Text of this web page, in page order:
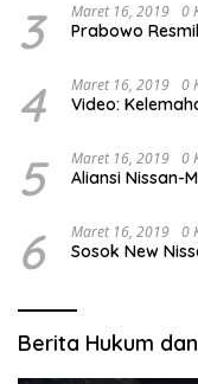
3 Maret 16, 2019 0
Prabowo
4 Maret 16, 2019 0
Video:
5 Maret 16, 2019 0
Aliansi Nissan-
6 Maret 16, 2019 0
Sosok New
Berita Hukum